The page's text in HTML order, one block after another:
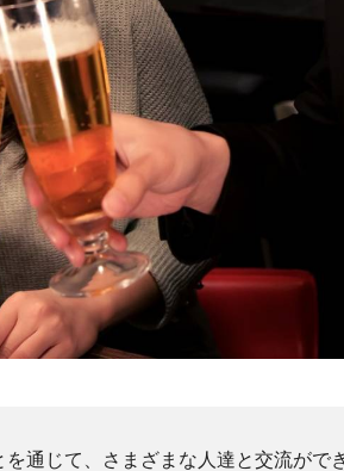
通じて、さまざまな人達と交流がで